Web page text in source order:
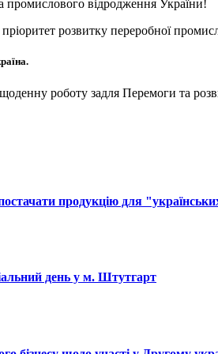
відродження України!
розвитку переробної
роботу задля Перемоги та
продукцію для
день у м. Штутгарт